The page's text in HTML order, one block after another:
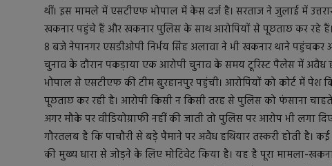
थीं। इस मामले में एसटीएफ भोपाल में केस दर्ज है। सरताज ने जुलाई में
खकनार पहुंचे हैं और खकनार पुलिस के साथ आरोपियों से पूछताछ कर रहे हैं।
8 बजे नेपानगर एसडीओपी निर्भय सिंह अलावा ने भी खकनार थाने पहुंचकर
चुनाव के दौरान पकड़ाया एक आरोपी चुनाव के समय टूरिस्ट पैलेस में अवैध
भोपाल से एसटीएफ की टीम बुरहानपुर पहुंची। आरोपियों को कोर्ट में
पूछताछ कर रही है। आरोपी किसी न किसी तरह से पुलिस को फंसाना
अगर मौके पर वीडियोग्राफी नहीं की जाती तो पुलिस पर आरोप भी लगा
गौरतलब है कि पाचौरी से बड़े पैमाने पर अवैध हथियार तस्करी होती है।
की मुख्य धारा से जोड़ने के लिए मोटिवेट किया है। यह है पूरा मामला-